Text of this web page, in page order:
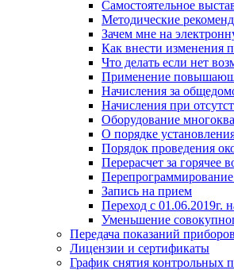
Самостоятельное
Методические
Зачем мне на
Как внести изменения
Что делать если нет
Применение
Начисления за
Начисления при
Оборудование
О порядке
Порядок проведения
Перерасчет за горячее
Запись на прием
Переход с 01.06.2019г.
Уменьшение
Передача показаний
Лицензии и сертификаты
График снятия контрольных